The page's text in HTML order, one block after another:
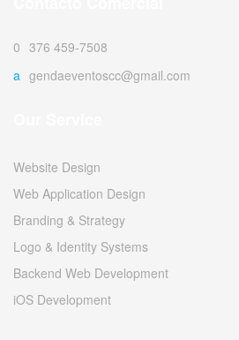
0376 459-7508
agendaeventoscc@gmail.com
Website Design
Web Application Design
Branding & Strategy
Logo & Identity Systems
Backend Web Development
iOS Development